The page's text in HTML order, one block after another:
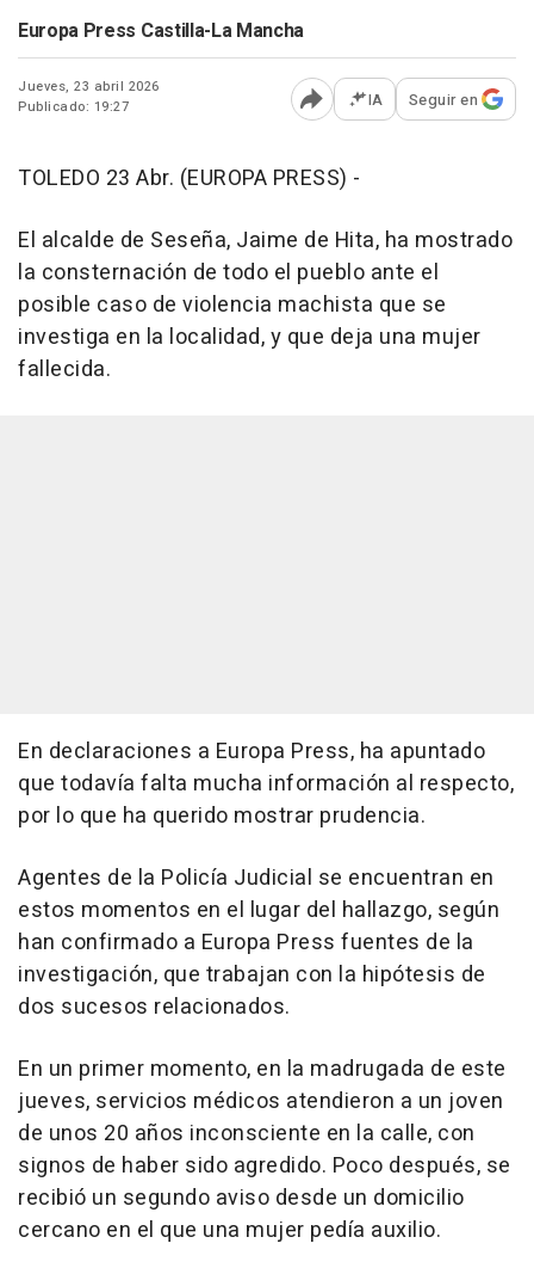
Europa Press Castilla-La Mancha
Jueves, 23 abril 2026
Publicado: 19:27
Abrir opciones para
IA Seguir en
TOLEDO 23 Abr. (EUROPA PRESS) -
El alcalde de Seseña, Jaime de Hita, ha mostrado
la consternación de todo el pueblo ante el
posible caso de violencia machista que se
investiga en la localidad, y que deja una mujer
fallecida.
En declaraciones a Europa Press, ha apuntado
que todavía falta mucha información al respecto,
por lo que ha querido mostrar prudencia.
Agentes de la Policía Judicial se encuentran en
estos momentos en el lugar del hallazgo, según
han confirmado a Europa Press fuentes de la
investigación, que trabajan con la hipótesis de
dos sucesos relacionados.
En un primer momento, en la madrugada de este
jueves, servicios médicos atendieron a un joven
de unos 20 años inconsciente en la calle, con
signos de haber sido agredido. Poco después, se
recibió un segundo aviso desde un domicilio
cercano en el que una mujer pedía auxilio.